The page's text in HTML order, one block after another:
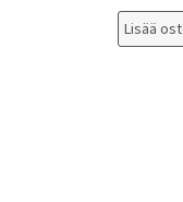
Lisää